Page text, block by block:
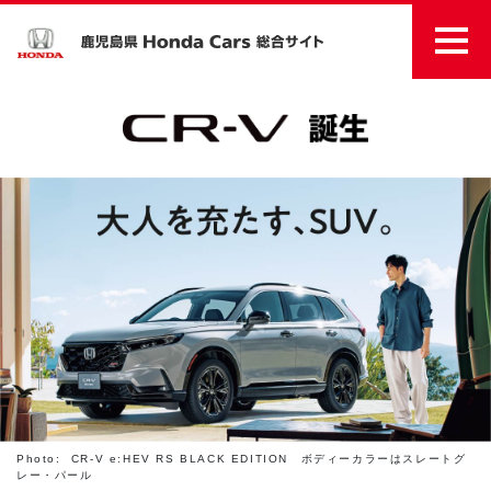
Photo: CR-V e:HEV RS BLACK EDITION ボディーカラーはスレートグ
レー・パール